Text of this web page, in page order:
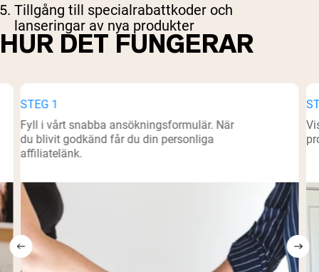
Tillgång till specialrabattkoder och
lanseringar av nya produkter
HUR DET FUNGERAR
STEG 1
Fyll i vårt snabba ansökningsformulär. När
du blivit godkänd får du din personliga
affiliatelänk.
Shipping Country: